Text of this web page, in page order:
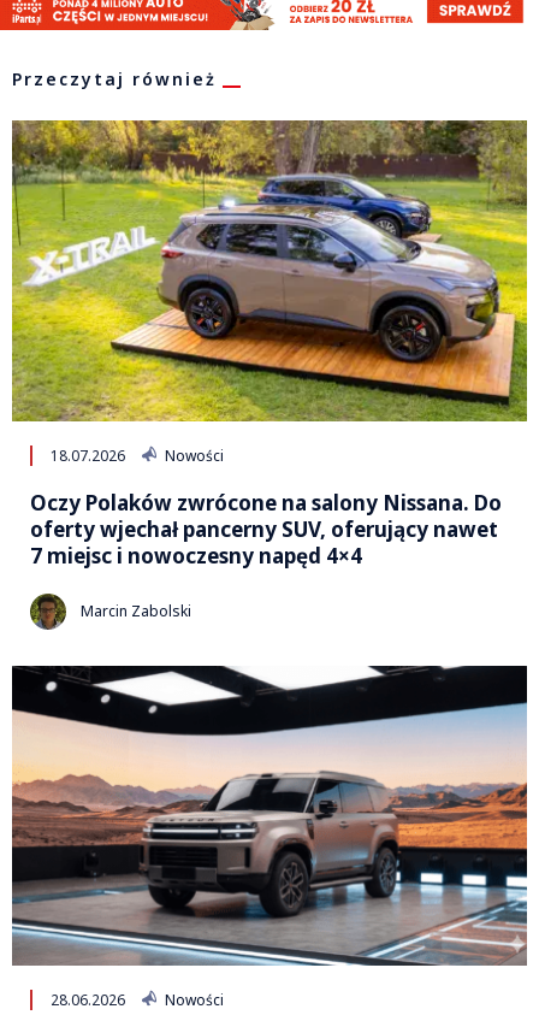
Przeczytaj również
18.07.2026 Nowości
Oczy Polaków zwrócone na salony Nissana. Do
oferty wjechał pancerny SUV, oferujący nawet
7 miejsc i nowoczesny napęd 4×4
Marcin Zabolski
28.06.2026 Nowości